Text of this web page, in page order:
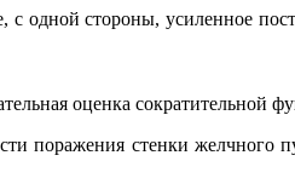
одной стороны, усиленное
оценка
поражения стенки желчного